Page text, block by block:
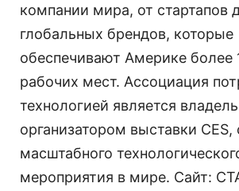
компании мира, от стартапов
глобальных брендов, которые
обеспечивают Америке более
рабочих мест. Ассоциация
технологией является
организатором выставки CES,
масштабного
мероприятия в мире. Сайт: